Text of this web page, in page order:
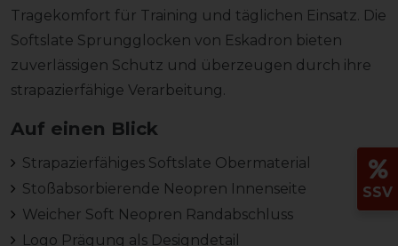
Tragekomfort für Training und täglichen Einsatz. Die
Softslate Sprungglocken von Eskadron bieten
zuverlässigen Schutz und überzeugen durch ihre
strapazierfähige Verarbeitung.
Auf einen Blick
Strapazierfähiges Softslate Obermaterial
Stoßabsorbierende Neopren Innenseite
Weicher Soft Neopren Randabschluss
Logo Prägung als Designdetail
SSV